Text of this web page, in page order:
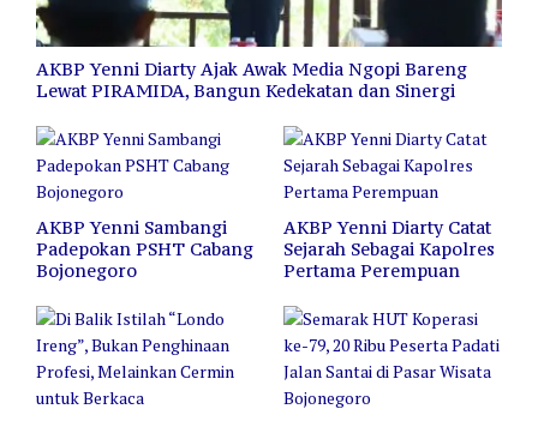
AKBP Yenni Diarty Ajak Awak Media Ngopi Bareng
Lewat PIRAMIDA, Bangun Kedekatan dan Sinergi
AKBP Yenni Sambangi
Padepokan PSHT Cabang
Bojonegoro
AKBP Yenni Diarty Catat
Sejarah Sebagai Kapolres
Pertama Perempuan